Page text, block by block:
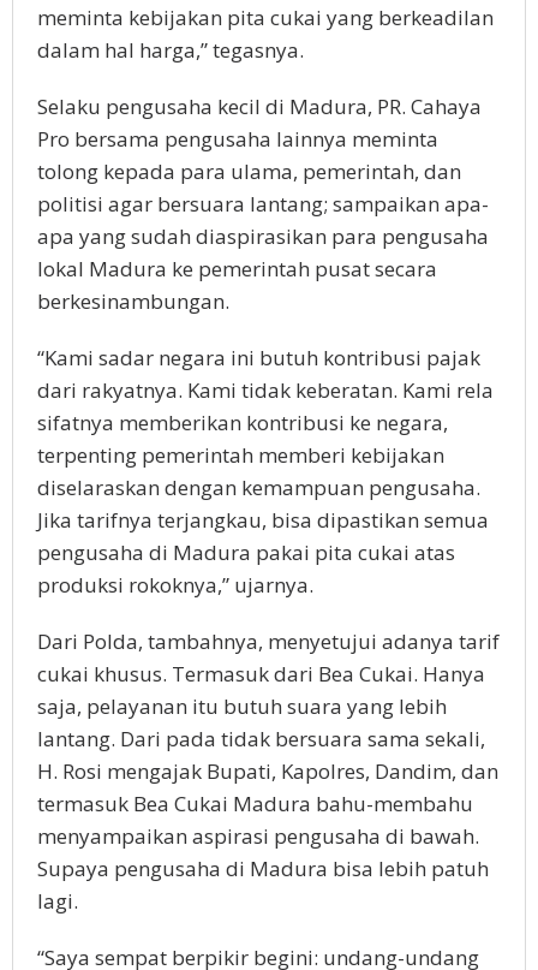
meminta kebijakan pita cukai yang berkeadilan
dalam hal harga,” tegasnya.
Selaku pengusaha kecil di Madura, PR. Cahaya
Pro bersama pengusaha lainnya meminta
tolong kepada para ulama, pemerintah, dan
politisi agar bersuara lantang; sampaikan apa-
apa yang sudah diaspirasikan para pengusaha
lokal Madura ke pemerintah pusat secara
berkesinambungan.
“Kami sadar negara ini butuh kontribusi pajak
dari rakyatnya. Kami tidak keberatan. Kami rela
sifatnya memberikan kontribusi ke negara,
terpenting pemerintah memberi kebijakan
diselaraskan dengan kemampuan pengusaha.
Jika tarifnya terjangkau, bisa dipastikan semua
pengusaha di Madura pakai pita cukai atas
produksi rokoknya,” ujarnya.
Dari Polda, tambahnya, menyetujui adanya tarif
cukai khusus. Termasuk dari Bea Cukai. Hanya
saja, pelayanan itu butuh suara yang lebih
lantang. Dari pada tidak bersuara sama sekali,
H. Rosi mengajak Bupati, Kapolres, Dandim, dan
termasuk Bea Cukai Madura bahu-membahu
menyampaikan aspirasi pengusaha di bawah.
Supaya pengusaha di Madura bisa lebih patuh
lagi.
“Saya sempat berpikir begini: undang-undang